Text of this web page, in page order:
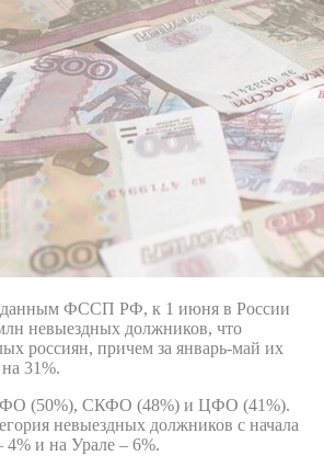
данным ФССП РФ, к 1 июня в России
невыездных должников, что
россиян, причем за январь-май их
31%.
(50%), СКФО (48%) и ЦФО (41%).
невыездных должников с начала
и на Урале – 6%.